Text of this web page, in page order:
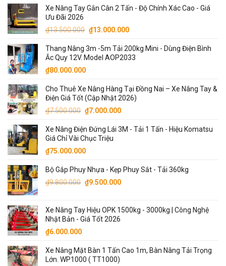
là:
tại
₫65.000.000.
Xe Nâng Tay Gắn Cân 2 Tấn - Độ Chính Xác Cao - Giá
Ưu Đãi 2026
₫13.500.000 Giá
là:
₫13.500.000.
₫13.000.000Giá
tại
là:
Thang Nâng 3m -5m Tải 200kg Mini - Dùng Điện Bình
Ắc Quy 12V. Model AOP2033
₫80.000.000
Cho Thuê Xe Nâng Hàng Tại Đồng Nai – Xe Nâng Tay &
Điện Giá Tốt (Cập Nhật 2026)
₫7.500.000 Giá
là:
₫7.500.000.
₫7.000.000Giá
tại
Xe Nâng Điện Đứng Lái 3M - Tải 1 Tấn - Hiệu Komatsu
Giá Chỉ Vài Chục Triệu
₫75.000.000
Bộ Gắp Phuy Nhựa - Kẹp Phuy Sắt - Tải 360kg
₫9.800.000 Giá
₫9.800.000.
₫9.500.000Giá
là:
Xe Nâng Tay Hiệu OPK 1500kg - 3000kg | Công Nghệ
Nhật Bản - Giá Tốt 2026
₫6.000.000
Xe Nâng Mặt Bàn 1 Tấn Cao 1m, Bàn Nâng Tải Trọng
Lớn. WP1000 ( TT1000)